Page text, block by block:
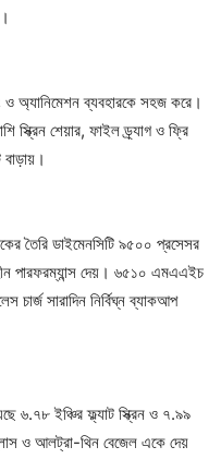
অ্যানিমেশন ব্যবহারকে সহজ করে।
স্ক্রিন শেয়ার, ফাইল ড্র্যাগ ও ফ্রি
বাড়ায়।
তৈরি ডাইমেনসিটি ৯৫০০ প্রসেসর
পারফরম্যান্স দেয়। ৬৫১০ এমএএইচ
চার্জ সারাদিন নির্বিঘ্ন ব্যাকআপ
৬.৭৮ ইঞ্চির ফ্ল্যাট স্ক্রিন ও ৭.৯৯
ও আলট্রা-থিন বেজেল একে দেয়